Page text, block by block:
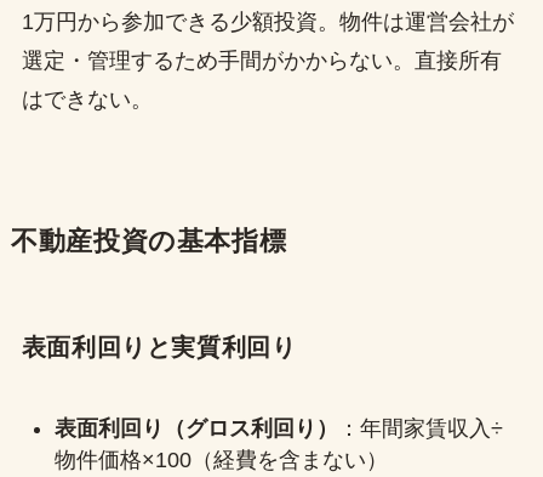
1万円から参加できる少額投資。物件は運営会社が
選定・管理するため手間がかからない。直接所有
はできない。
不動産投資の基本指標
表面利回りと実質利回り
表面利回り（グロス利回り）
：年間家賃収入÷
物件価格×100（経費を含まない）